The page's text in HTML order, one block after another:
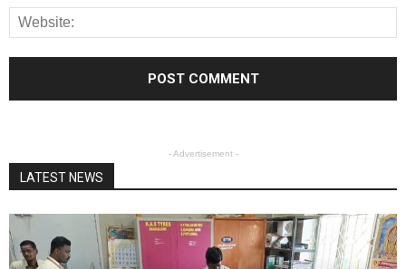
- Advertisement -
LATEST NEWS